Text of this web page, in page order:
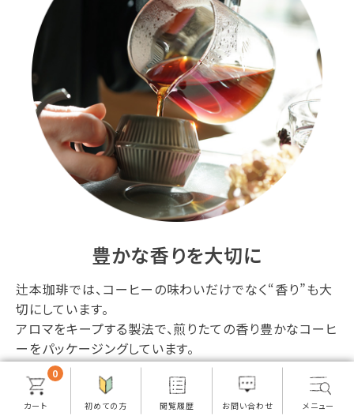
豊かな香りを大切に
辻本珈琲では、コーヒーの味わいだけでなく“香り”も大
切にしています。
アロマをキープする製法で、煎りたての香り豊かなコーヒ
ーをパッケージングしています。
ページトップに戻る
0